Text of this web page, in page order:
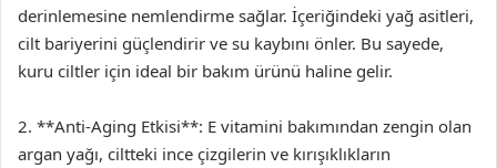
derinlemesine nemlendirme sağlar. İçeriğindeki yağ asitleri,
cilt bariyerini güçlendirir ve su kaybını önler. Bu sayede,
kuru ciltler için ideal bir bakım ürünü haline gelir.
2. **Anti-Aging Etkisi**: E vitamini bakımından zengin olan
argan yağı, ciltteki ince çizgilerin ve kırışıklıkların